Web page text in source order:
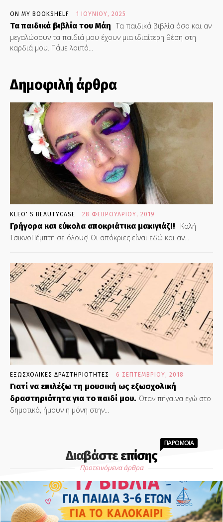
ON MY BOOKSHELF 1 ΙΟΥΝΊΟΥ, 2025
Τα παιδικά βιβλία του Μάη Τα παιδικά βιβλία όσο και αν
μεγαλώσουν τα παιδιά μου έχουν μια ιδιαίτερη θέση στη
καρδιά μου. Πάμε λοιπό...
Δημοφιλή άρθρα
KLEO' S BEAUTYCASE 28 ΦΕΒΡΟΥΑΡΊΟΥ, 2019
Γρήγορα και εύκολα αποκριάτικα μακιγιάζ!!
Καλή
ΤσικνοΠέμπτη σε όλους! Οι απόκριες είναι εδώ και αν...
ΕΞΩΣΧΟΛΙΚΕΣ ΔΡΑΣΤΗΡΙΟΤΗΤΕΣ 6 ΣΕΠΤΕΜΒΡΊΟΥ, 2018
Γιατί να επιλέξω τη μουσική ως εξωσχολική
δραστηριότητα για το παιδί μου. Όταν πήγαινα εγώ στο
δημοτικό, ήμουν η μόνη στην...
Διαβάστε επίσης
ΠΑΡΟΜΟΙΑ
Προτεινόμενα άρθρα